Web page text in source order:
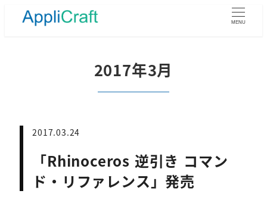
MENU
2017年3月
2017.03.24
「Rhinoceros 逆引き コマン
ド・リファレンス」発売